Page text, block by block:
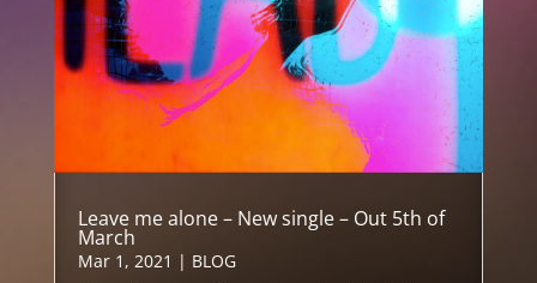
Leave me alone – New single – Out 5th of
March
Mar 1, 2021 | BLOG